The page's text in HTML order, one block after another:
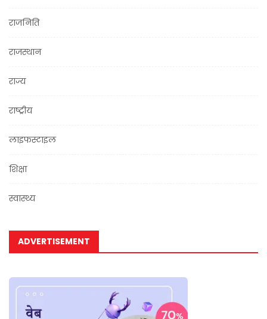
राजनिति
राजस्थान
राज्य
राष्ट्रीय
लाइफस्टाइल
शिक्षा
स्वास्थ्य
ADVERTISEMENT